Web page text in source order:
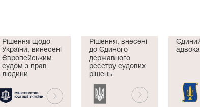
Рішення щодо
України, винесені
Європейським
судом з прав
людини
Рішення, внесені
до Єдиного
державного
реєстру судових
рішень